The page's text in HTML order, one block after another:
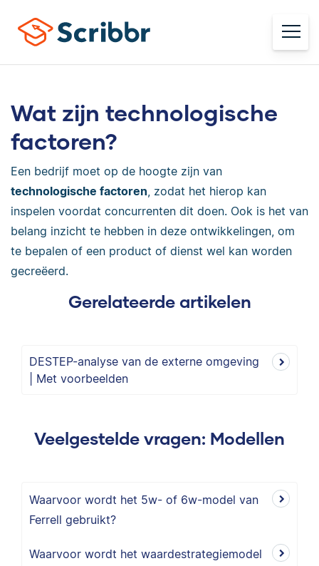
Wat zijn technologische
factoren?
Een bedrijf moet op de hoogte zijn van
technologische factoren, zodat het hierop kan
inspelen voordat concurrenten dit doen. Ook is het van
belang inzicht te hebben in deze ontwikkelingen, om
te bepalen of een product of dienst wel kan worden
gecreëerd.
Gerelateerde artikelen
DESTEP-analyse van de externe omgeving
| Met voorbeelden
Veelgestelde vragen: Modellen
Waarvoor wordt het 5w- of 6w-model van
Ferrell gebruikt?
Waarvoor wordt het waardestrategiemodel